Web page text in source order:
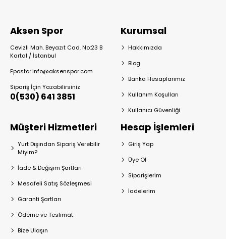
Aksen Spor
Cevizli Mah. Beyazıt Cad. No:23 B
Kartal / İstanbul
Eposta: info@aksenspor.com
Sipariş İçin Yazabilirsiniz
0(530) 641 3851
Kurumsal
Hakkımızda
Blog
Banka Hesaplarımız
Kullanım Koşulları
Kullanıcı Güvenliği
Müşteri Hizmetleri
Yurt Dışından Sipariş Verebilir
Miyim?
İade & Değişim Şartları
Mesafeli Satış Sözleşmesi
Garanti Şartları
Ödeme ve Teslimat
Bize Ulaşın
Hesap İşlemleri
Giriş Yap
Üye Ol
Siparişlerim
İadelerim